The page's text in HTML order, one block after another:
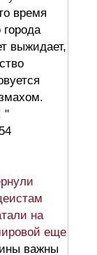
время
выжидает,
"
на
еще
важны